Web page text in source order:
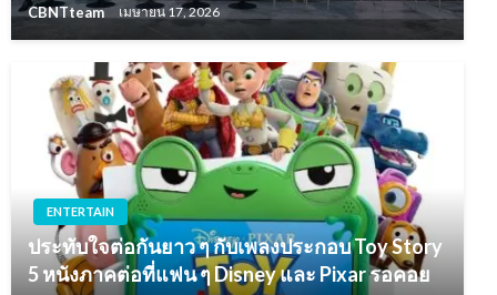
CBNTteam เมษายน 17, 2026
ENTERTAIN
ประทับใจต่อกันยาว ๆ กับเพลงประกอบ Toy Story
5 หนังภาคต่อที่แฟน ๆ Disney และ Pixar รอคอย